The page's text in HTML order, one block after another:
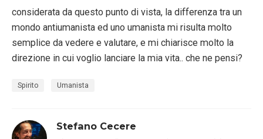
considerata da questo punto di vista, la differenza tra un
mondo antiumanista ed uno umanista mi risulta molto
semplice da vedere e valutare, e mi chiarisce molto la
direzione in cui voglio lanciare la mia vita.. che ne pensi?
Spirito Umanista
Stefano Cecere